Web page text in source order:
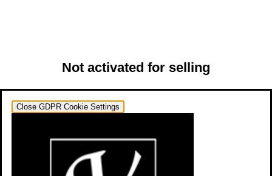
Not activated for selling
Close GDPR Cookie Settings